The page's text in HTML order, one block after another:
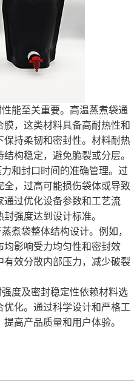
能至关重要。高温蒸煮袋通
，这类材料具备高耐热性和
保持柔韧和密封性。材料耐热
构稳定，避免脆裂或分层。
和封口时间的准确管理。过
，过高可能损伤袋体或导致
通过优化设备参数和工艺流
强度达到设计标准。
煮袋整体结构设计。例如，
影响受力均匀性和密封效
效分散内部压力，减少破裂
度及密封稳定性依赖材料选
化。通过科学设计和严格工
高产品质量和用户体验。